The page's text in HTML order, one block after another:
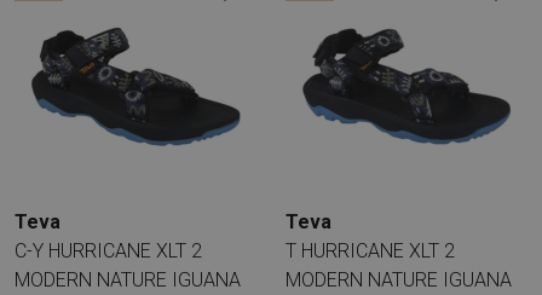
Teva
C-Y HURRICANE XLT 2
MODERN NATURE IGUANA
Teva
T HURRICANE XLT 2
MODERN NATURE IGUANA